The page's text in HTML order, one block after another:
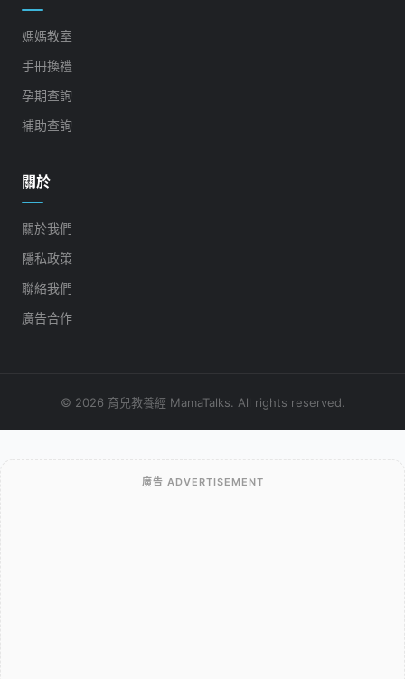
媽媽教室
手冊換禮
孕期查詢
補助查詢
關於
關於我們
隱私政策
聯絡我們
廣告合作
© 2026 育兒教養經 MamaTalks. All rights reserved.
廣告 ADVERTISEMENT